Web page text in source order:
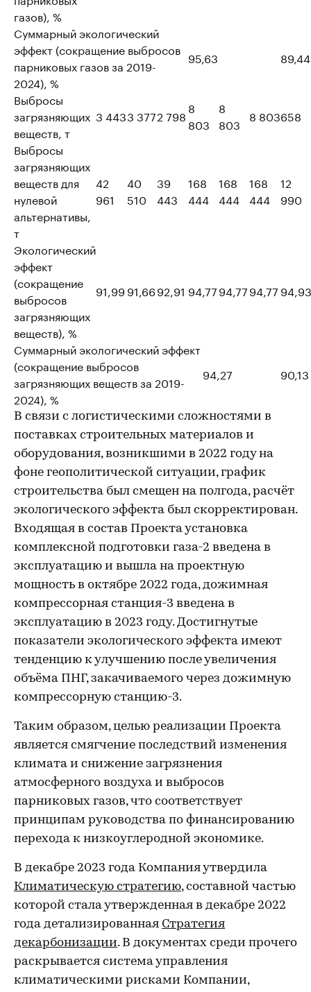
газов), %
Суммарный экологический
эффект (сокращение выбросов
парниковых газов за 2019-
2024), %
95,63 89,44
Выбросы
загрязняющих
веществ, т
3 4433 3772 798 8
803
8
803 8 803658
Выбросы
загрязняющих
веществ для
нулевой
альтернативы,
т
42
961
40
510
39
443
168
444
168
444
168
444
12
990
Экологический
эффект
(сокращение
выбросов
загрязняющих
веществ), %
91,99 91,6692,91 94,7794,7794,77 94,93
Суммарный экологический эффект
(сокращение выбросов
загрязняющих веществ за 2019-
2024), %
94,27 90,13
В связи с логистическими сложностями в
поставках строительных материалов и
оборудования, возникшими в 2022 году на
фоне геополитической ситуации, график
строительства был смещен на полгода, расчёт
экологического эффекта был скорректирован.
Входящая в состав Проекта установка
комплексной подготовки газа-2 введена в
эксплуатацию и вышла на проектную
мощность в октябре 2022 года, дожимная
компрессорная станция-3 введена в
эксплуатацию в 2023 году. Достигнутые
показатели экологического эффекта имеют
тенденцию к улучшению после увеличения
объёма ПНГ, закачиваемого через дожимную
компрессорную станцию-3.
Таким образом, целью реализации Проекта
является смягчение последствий изменения
климата и снижение загрязнения
атмосферного воздуха и выбросов
парниковых газов, что соответствует
принципам руководства по финансированию
перехода к низкоуглеродной экономике.
В декабре 2023 года Компания утвердила
Климатическую стратегию, составной частью
которой стала утвержденная в декабре 2022
года детализированная Стратегия
декарбонизации. В документах среди прочего
раскрывается система управления
климатическими рисками Компании,